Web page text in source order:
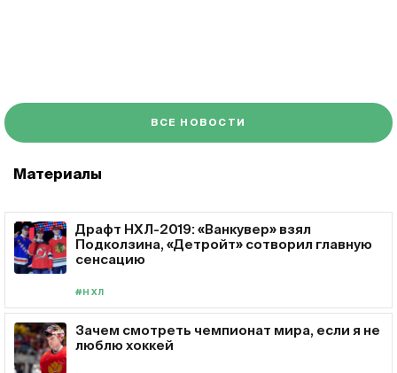
ВСЕ НОВОСТИ
Материалы
Драфт НХЛ-2019: «Ванкувер» взял
Подколзина, «Детройт» сотворил главную
сенсацию
#НХЛ
Зачем смотреть чемпионат мира, если я не
люблю хоккей